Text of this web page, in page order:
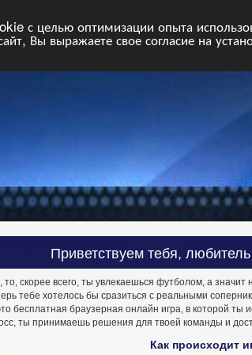
целью оптимизации опыта
Вы выражаете свое согласие на
Приветствуем тебя,
то, скорее всего, ты увлекаешься футболом, а
тебе хотелось бы сразиться с реальными
бесплатная браузерная онлайн игра, в которой
ты принимаешь решения для твоей команды и
Как происходит